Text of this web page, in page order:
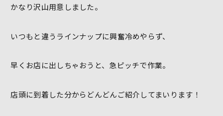
かなり沢山用意しました。
いつもと違うラインナップに興奮冷めやらず、
早くお店に出しちゃおうと、急ピッチで作業。
店頭に到着した分からどんどんご紹介してまいります！